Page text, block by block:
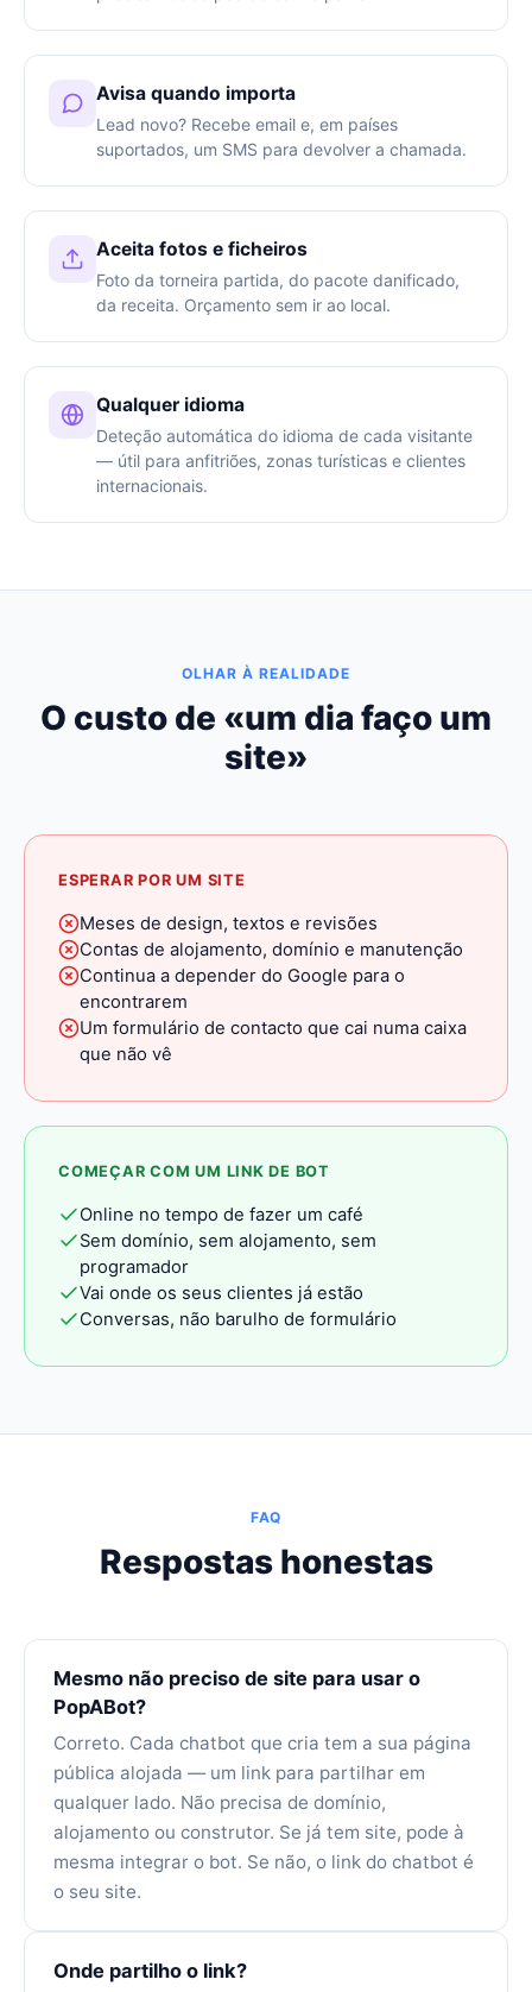
Avisa quando importa
Lead novo? Recebe email e, em países
suportados, um SMS para devolver a chamada.
Aceita fotos e ficheiros
Foto da torneira partida, do pacote danificado,
da receita. Orçamento sem ir ao local.
Qualquer idioma
Deteção automática do idioma de cada visitante
— útil para anfitriões, zonas turísticas e clientes
internacionais.
OLHAR À REALIDADE
O custo de «um dia faço um
site»
ESPERAR POR UM SITE
Meses de design, textos e revisões
Contas de alojamento, domínio e manutenção
Continua a depender do Google para o
encontrarem
Um formulário de contacto que cai numa caixa
que não vê
COMEÇAR COM UM LINK DE BOT
Online no tempo de fazer um café
Sem domínio, sem alojamento, sem
programador
Vai onde os seus clientes já estão
Conversas, não barulho de formulário
FAQ
Respostas honestas
Mesmo não preciso de site para usar o
PopABot?
Correto. Cada chatbot que cria tem a sua página
pública alojada — um link para partilhar em
qualquer lado. Não precisa de domínio,
alojamento ou construtor. Se já tem site, pode à
mesma integrar o bot. Se não, o link do chatbot é
o seu site.
Onde partilho o link?